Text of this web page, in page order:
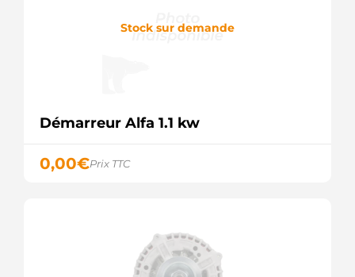
Stock sur demande
Démarreur Alfa 1.1 kw
0,00€Prix TTC